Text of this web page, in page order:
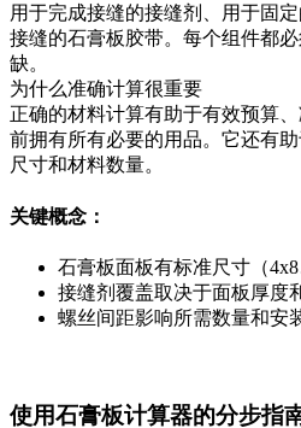
用于完成接缝的接缝剂、用于固
接缝的石膏板胶带。每个组件都
缺。
为什么准确计算很重要
正确的材料计算有助于有效预算
前拥有所有必要的用品。它还有
尺寸和材料数量。
关键概念：
石膏板面板有标准尺寸（4x8
接缝剂覆盖取决于面板厚度
螺丝间距影响所需数量和安
使用石膏板计算器的分步指